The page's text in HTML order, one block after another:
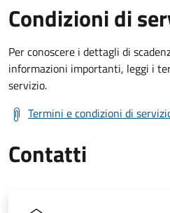
Condizioni di
Per conoscere i dettagli di
informazioni importanti, leggi i
servizio.
Termini e condizioni di
Contatti